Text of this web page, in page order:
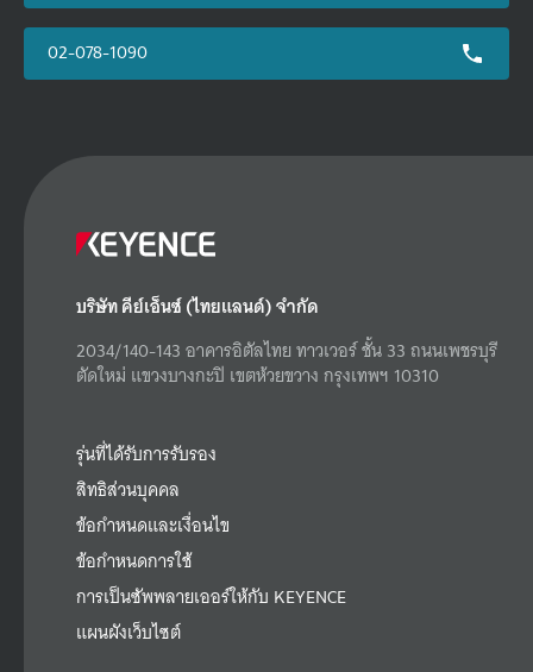
02-078-1090
บริษัท คีย์เอ็นซ์ (ไทยแลนด์) จำกัด
2034/140-143 อาคารอิตัลไทย ทาวเวอร์ ชั้น 33 ถนนเพชรบุรี
ตัดใหม่ แขวงบางกะปิ เขตห้วยขวาง กรุงเทพฯ 10310
รุ่นที่ได้รับการรับรอง
สิทธิส่วนบุคคล
ข้อกำหนดและเงื่อนไข
ข้อกำหนดการใช้
การเป็นซัพพลายเออร์ให้กับ KEYENCE
แผนผังเว็บไซต์